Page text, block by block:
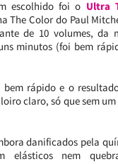
escolhido foi o Ultra
The Color do Paul
de 10 volumes, da
minutos (foi bem
bem rápido e o
claro, só que sem
danificados pela
elásticos nem